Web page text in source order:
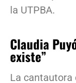
la UTPBA.
Claudia
existe”
La cantautora